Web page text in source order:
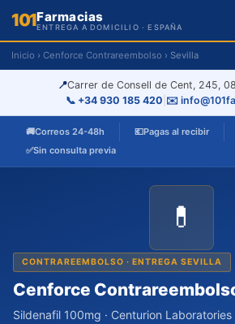
101Farmacias
ENTREGA A DOMICILIO · ESPAÑA
Inicio › Cenforce Contrareembolso › Sevilla
📍Carrer de Consell de Cent, 245,
📞 +34 930 185 420 ✉️
🚚Correos 24-48h 💶Pagas al recibir
✅Sin consulta previa
💊
CONTRAREEMBOLSO · ENTREGA SEVILLA
Cenforce
Sildenafil 100mg · Centurion Laboratories